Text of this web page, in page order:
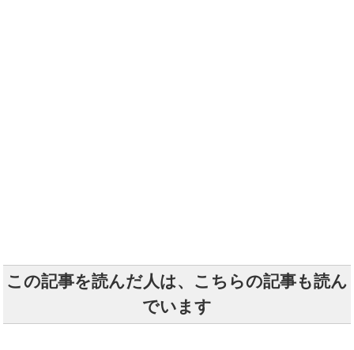
この記事を読んだ人は、こちらの記事も読ん
でいます